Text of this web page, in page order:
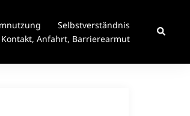
Selbstverständnis
Kontakt, Anfahrt, Barrierearmut
Suche